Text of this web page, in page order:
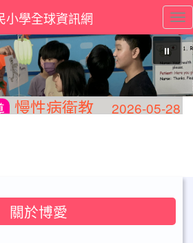
小學全球資訊網
⏸
性病衛教 2026-05-28 宣
關於博愛